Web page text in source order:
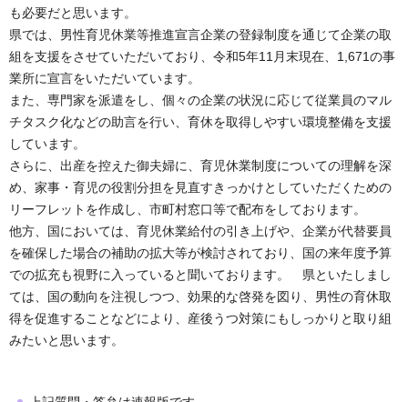
も必要だと思います。
県では、男性育児休業等推進宣言企業の登録制度を通じて企業の取
組を支援をさせていただいており、令和5年11月末現在、1,671の事
業所に宣言をいただいています。
また、専門家を派遣をし、個々の企業の状況に応じて従業員のマル
チタスク化などの助言を行い、育休を取得しやすい環境整備を支援
しています。
さらに、出産を控えた御夫婦に、育児休業制度についての理解を深
め、家事・育児の役割分担を見直すきっかけとしていただくための
リーフレットを作成し、市町村窓口等で配布をしております。
他方、国においては、育児休業給付の引き上げや、企業が代替要員
を確保した場合の補助の拡大等が検討されており、国の来年度予算
での拡充も視野に入っていると聞いております。 県といたしまし
ては、国の動向を注視しつつ、効果的な啓発を図り、男性の育休取
得を促進することなどにより、産後うつ対策にもしっかりと取り組
みたいと思います。